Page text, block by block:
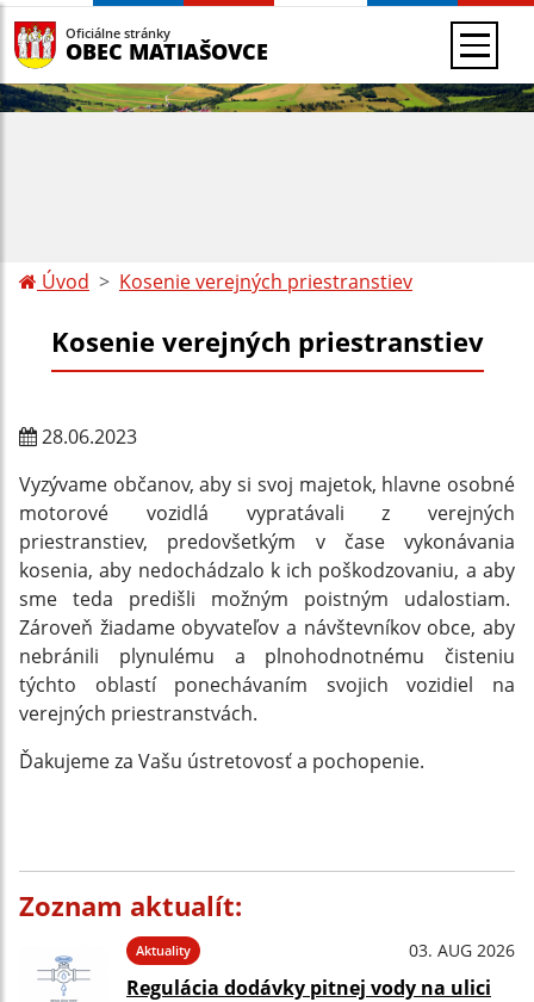
Oficiálne stránky
OBEC MATIAŠOVCE
Úvod Kosenie verejných priestranstiev
Kosenie verejných priestranstiev
28.06.2023
Vyzývame občanov, aby si svoj majetok, hlavne osobné
motorové vozidlá vypratávali z verejných
priestranstiev, predovšetkým v čase vykonávania
kosenia, aby nedochádzalo k ich poškodzovaniu, a aby
sme teda predišli možným poistným udalostiam.
Zároveň žiadame obyvateľov a návštevníkov obce, aby
nebránili plynulému a plnohodnotnému čisteniu
týchto oblastí ponechávaním svojich vozidiel na
verejných priestranstvách.
Ďakujeme za Vašu ústretovosť a pochopenie.
Zoznam aktualít:
Aktuality 03. AUG 2026
Regulácia dodávky pitnej vody na ulici